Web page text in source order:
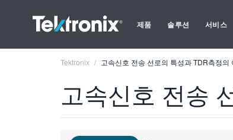
제품 솔루션 서비스
Tektronix 고속신호 전송 선로의 특성과 TDR측정의
고속신호 전송